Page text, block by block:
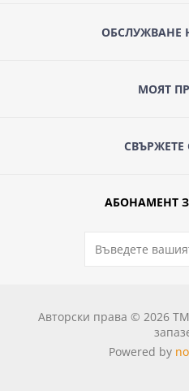
ОБСЛУЖВАНЕ
МОЯТ
СВЪРЖЕТЕ
АБОНАМЕНТ
Авторски права © 2026
Powered by